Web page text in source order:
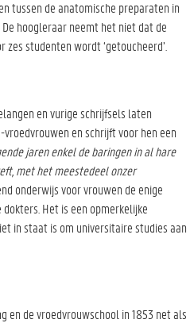
tussen de anatomische preparaten in
hoogleraar neemt het niet dat de
studenten wordt ‘getoucheerd’.
en vurige schrijfsels laten
en schrijft voor hen een
jaren enkel de baringen in al hare
met het meestedeel onzer
onderwijs voor vrouwen de enige
Het is een opmerkelijke
in staat is om universitaire studies aan
de vroedvrouwschool in 1853 net als